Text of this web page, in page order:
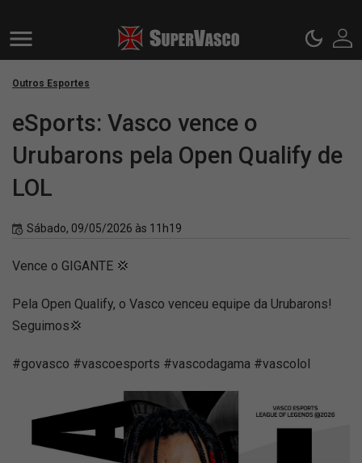
Outros Esportes
eSports: Vasco vence o
Urubarons pela Open Qualify de
LOL
Sábado, 09/05/2026 às 11h19
Vence o GIGANTE 💢
Pela Open Qualify, o Vasco venceu equipe da Urubarons!
Seguimos💢
#govasco #vascoesports #vascodagama #vascolol